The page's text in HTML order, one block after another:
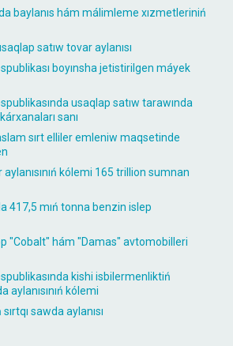
baylanıs hám málimleme xızmetleriniń
satıw tovar aylanısı
boyınsha jetistirilgen máyek
usaqlap satıw tarawında
sanı
sırt elliler emleniw maqsetinde
kólemi 165 trillion sumnan
417,5 mıń tonna benzin islep
"Cobalt" hám "Damas" avtomobilleri
kishi isbilermenliktiń
aylanısınıń kólemi
sawda aylanısı